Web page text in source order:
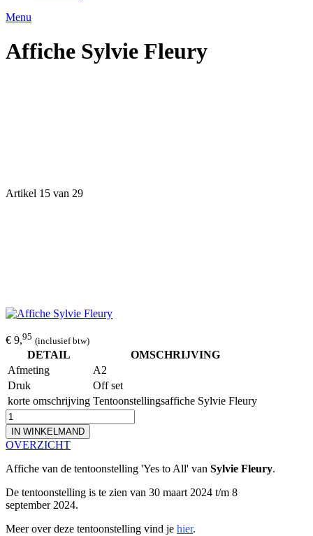
Menu
Affiche Sylvie Fleury
Artikel 15 van 29
€ 9,95 (inclusief btw)
DETAIL
OMSCHRIJVING
Afmeting
A2
Druk
Off set
korte omschrijving Tentoonstellingsaffiche Sylvie Fleury
IN WINKELMAND
OVERZICHT
Affiche van de tentoonstelling 'Yes to All' van Sylvie Fleury.
De tentoonstelling is te zien van 30 maart 2024 t/m 8
september 2024.
Meer over deze tentoonstelling vind je hier.